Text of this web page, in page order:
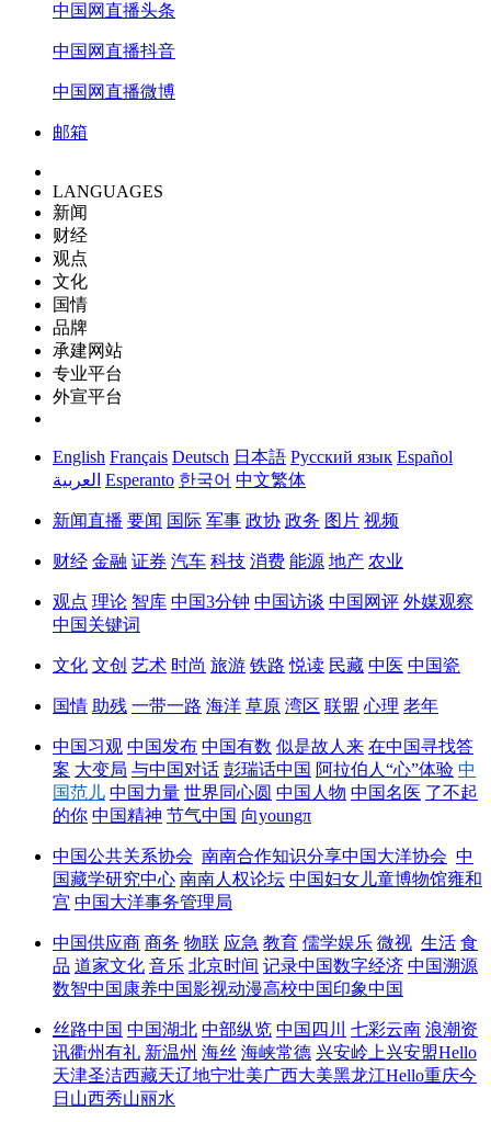
中国网直播头条
中国网直播抖音
中国网直播微博
邮箱
LANGUAGES
新闻
财经
观点
文化
国情
品牌
承建网站
专业平台
外宣平台
English Français Deutsch 日本語 Русский язык Español
العربية Esperanto 한국어 中文繁体
新闻直播 要闻 国际 军事 政协 政务 图片 视频
财经 金融 证券 汽车 科技 消费 能源 地产 农业
观点 理论 智库 中国3分钟 中国访谈 中国网评 外媒观察
中国关键词
文化 文创 艺术 时尚 旅游 铁路 悦读 民藏 中医 中国瓷
国情 助残 一带一路 海洋 草原 湾区 联盟 心理 老年
中国习观 中国发布 中国有数 似是故人来 在中国寻找答
案 大变局 与中国对话 彭瑞话中国 阿拉伯人“心”体验 中
国范儿 中国力量 世界同心圆 中国人物 中国名医 了不起
的你 中国精神 节气中国 向youngπ
中国公共关系协会 南南合作知识分享中国大洋协会 中
国藏学研究中心 南南人权论坛 中国妇女儿童博物馆雍和
宫 中国大洋事务管理局
中国供应商 商务 物联 应急 教育 儒学娱乐 微视 生活 食
品 道家文化 音乐 北京时间 记录中国数字经济 中国溯源
数智中国 康养中国影视动漫高校中国印象中国
丝路中国 中国湖北 中部纵览 中国四川 七彩云南 浪潮资
讯衢州有礼 新温州 海丝 海峡常德 兴安岭上兴安盟Hello
天津圣洁西藏天辽地宁壮美广西大美黑龙江Hello重庆今
日山西秀山丽水